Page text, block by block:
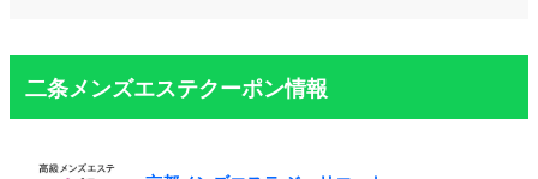
二条メンズエステクーポン情報